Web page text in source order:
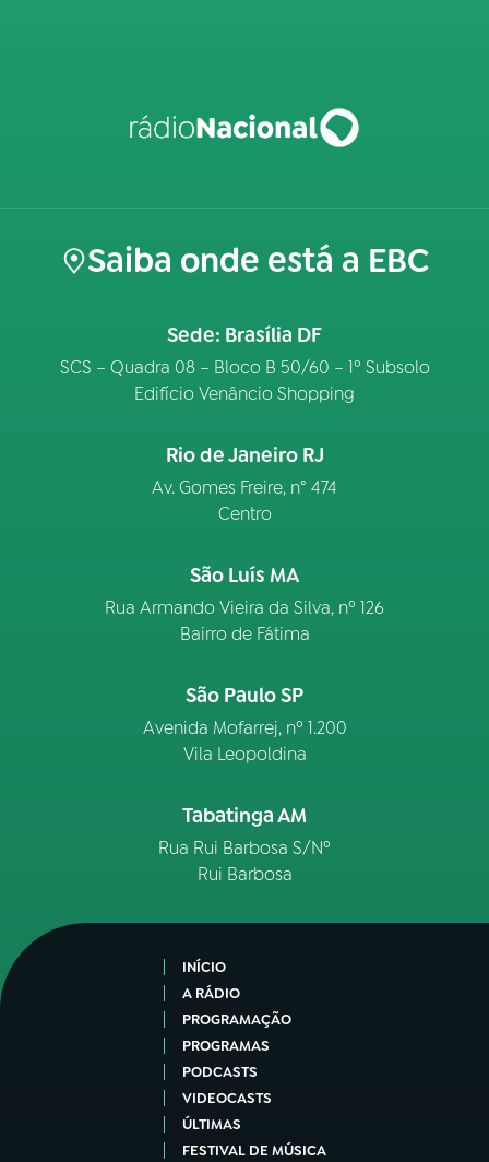
Saiba onde está a EBC
Sede: Brasília DF
SCS – Quadra 08 – Bloco B 50/60 – 1º Subsolo
Edifício Venâncio Shopping
Rio de Janeiro RJ
Av. Gomes Freire, n° 474
Centro
São Luís MA
Rua Armando Vieira da Silva, nº 126
Bairro de Fátima
São Paulo SP
Avenida Mofarrej, nº 1.200
Vila Leopoldina
Tabatinga AM
Rua Rui Barbosa S/Nº
Rui Barbosa
INÍCIO
A RÁDIO
PROGRAMAÇÃO
PROGRAMAS
PODCASTS
VIDEOCASTS
ÚLTIMAS
FESTIVAL DE MÚSICA